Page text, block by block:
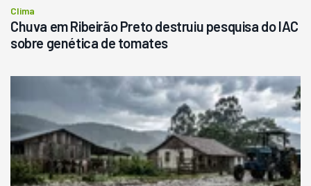
Clima
Chuva em Ribeirão Preto destruiu pesquisa do IAC
sobre genética de tomates